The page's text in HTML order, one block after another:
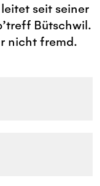
seit seiner
Bütschwil.
nicht fremd.